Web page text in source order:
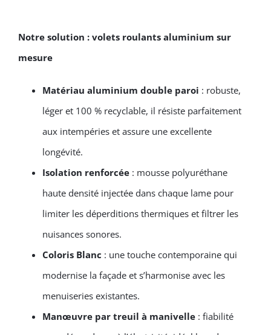
Notre solution : volets roulants aluminium sur
mesure
Matériau aluminium double paroi : robuste,
léger et 100 % recyclable, il résiste parfaitement
aux intempéries et assure une excellente
longévité.
Isolation renforcée : mousse polyuréthane
haute densité injectée dans chaque lame pour
limiter les déperditions thermiques et filtrer les
nuisances sonores.
Coloris Blanc : une touche contemporaine qui
modernise la façade et s’harmonise avec les
menuiseries existantes.
Manœuvre par treuil à manivelle : fiabilité